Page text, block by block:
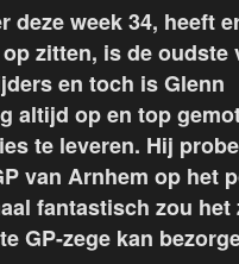
deze week 34, heeft
zitten, is de oudste
en toch is Glenn
altijd op en top
te leveren. Hij
van Arnhem op het
fantastisch zou
GP-zege kan